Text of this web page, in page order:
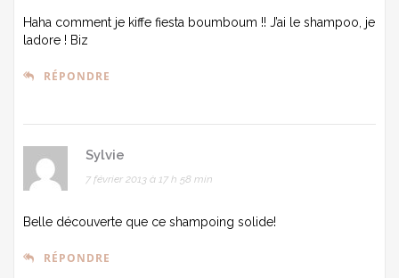
Haha comment je kiffe fiesta boumboum !! J’ai le shampoo, je
ladore ! Biz
RÉPONDRE
Sylvie
7 février 2013 à 17 h 58 min
Belle découverte que ce shampoing solide!
RÉPONDRE